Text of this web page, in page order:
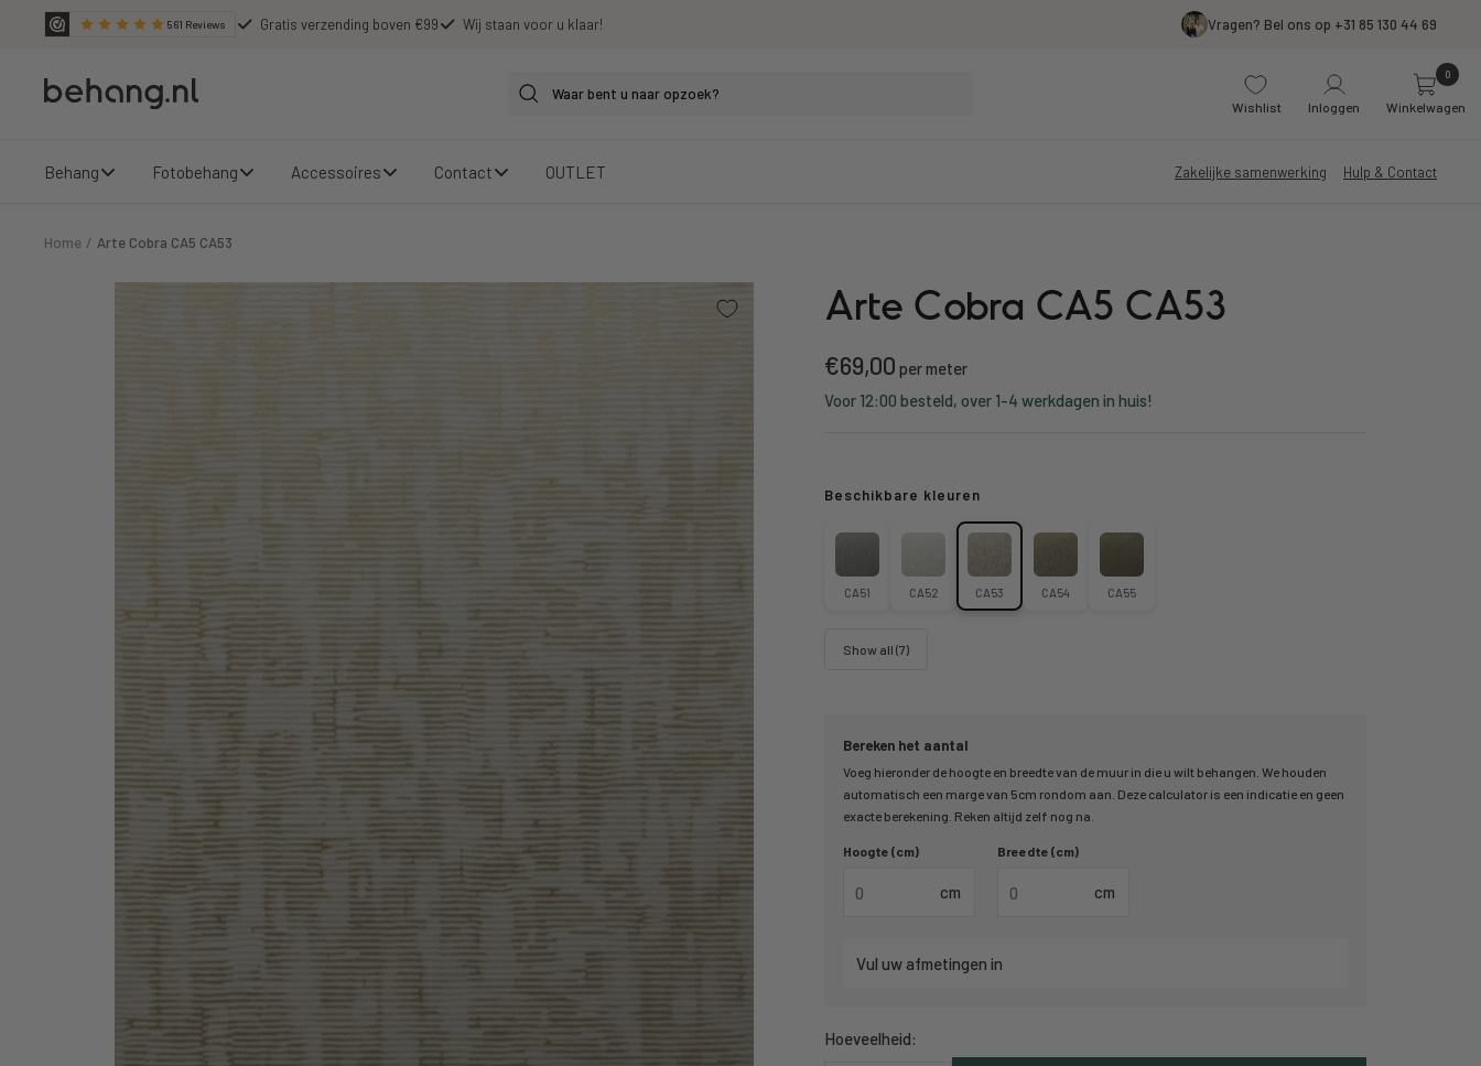
561 Reviews Gratis verzending boven €99 Wij staan voor u klaar! Vragen? Bel ons op +31 85 130 44 69
Behang.nl
Wishlist Inloggen Winkelwagen
0
Behang Fotobehang Accessoires Contact OUTLET Zakelijke samenwerking Hulp & Contact
Home Arte Cobra CA5 CA53
Arte Cobra CA5 CA53
Kortings
prijs
€69,00 per meter
Voor 12:00 besteld, over 1-4 werkdagen in huis!
Bereken het aantal
Voeg hieronder de hoogte en breedte van de muur in die u wilt behangen. We houden
automatisch een marge van 5cm rondom aan. Deze calculator is een indicatie en geen
exacte berekening. Reken altijd zelf nog na.
Hoogte (cm)
cm
Breedte (cm)
cm
Vul uw afmetingen in
Beschikbare kleuren
CA51 CA52 CA53 CA54 CA55
Show all (7)
Hoeveelheid: